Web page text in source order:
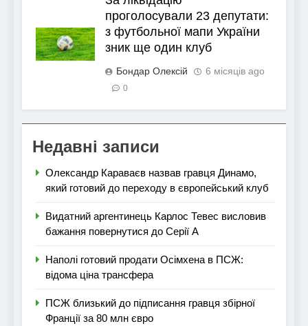
проголосували 23 депутати:
з футбольної мапи України
зник ще один клуб
Бондар Олексій 6 місяців ago
0
Недавні записи
Олександр Караваєв назвав гравця Динамо,
який готовий до переходу в європейський клуб
Видатний аргентинець Карлос Тевес висловив
бажання повернутися до Серії А
Наполі готовий продати Осімхена в ПСЖ:
відома ціна трансфера
ПСЖ близький до підписання гравця збірної
Франції за 80 млн євро